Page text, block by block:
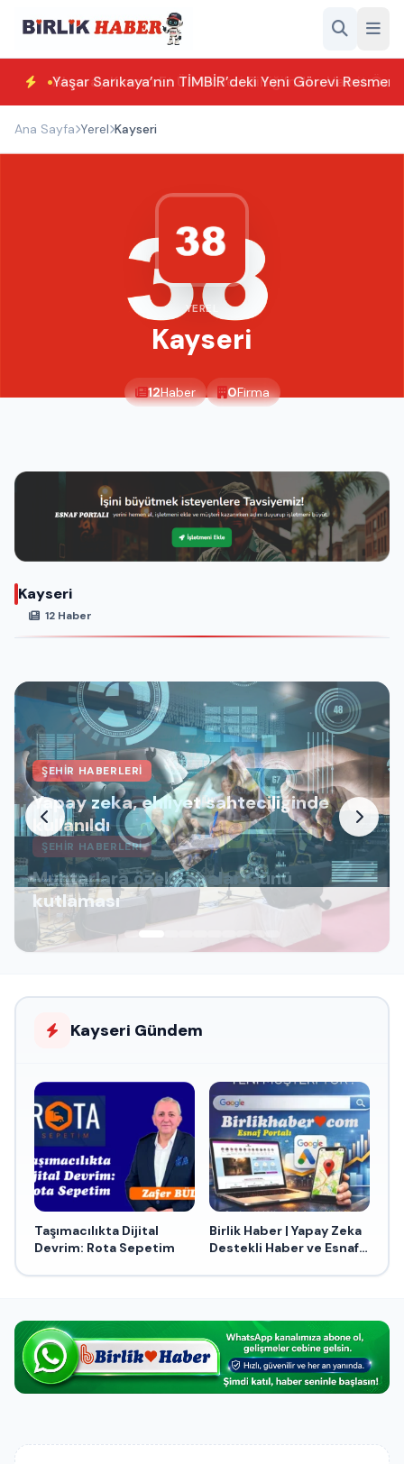
Yaşar Sarıkaya’nın TİMBİR’deki Yeni Görevi
Ana Sayfa Yerel Kayseri
YEREL
Kayseri
12Haber 0Firma
Kayseri
12 Haber
ŞEHIR HABERLERI
Yapay zeka, ehliyet sahteciliğinde
kullanıldı
ŞEHIR HABERLERI
Muhtarlara özel Babalar Günü
kutlaması
Kayseri Gündem
Taşımacılıkta Dijital
Devrim: Rota Sepetim
Birlik Haber | Yapay Zeka
Destekli Haber ve Esnaf